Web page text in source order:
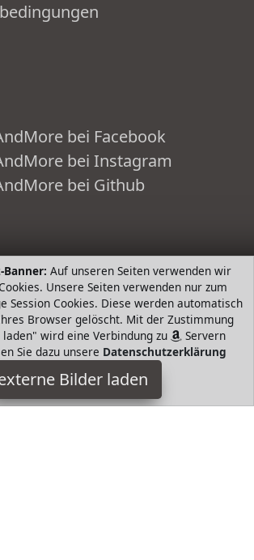
Banner: Auf unseren Seiten verwenden wir
Unsere Seiten verwenden nur zum
Session Cookies. Diese werden automatisch
Browser gelöscht. Mit der Zustimmung
wird eine Verbindung zu
Servern
Sie dazu unsere Datenschutzerklärung
Bilder laden
bei Facebook
bei Instagram
bei Github
& Giovanni
Top Style Loose Fit Oversize Lässiger